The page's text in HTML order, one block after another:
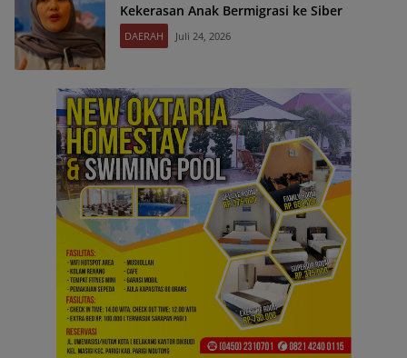
Kekerasan Anak Bermigrasi ke Siber
DAERAH Juli 24, 2026